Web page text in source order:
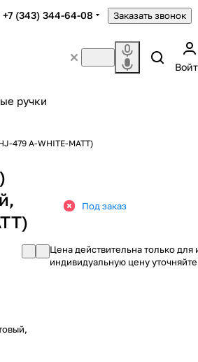
+7 (343) 344-64-08 Заказать звонок
ручки
479 A-WHITE-MATT)
Под заказ
Цена действительна только для
индивидуальную цену